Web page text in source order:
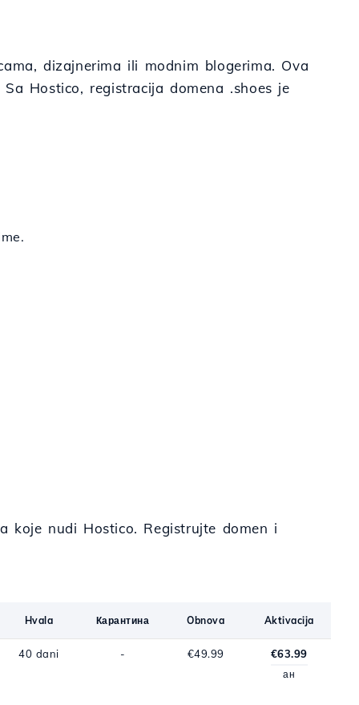
dizajnerima ili modnim blogerima. Ova
Hostico, registracija domena .shoes je
koje nudi Hostico. Registrujte domen i
Hvala Карантина Obnova Aktivacija
40 dani - €49.99 €63.99
ан